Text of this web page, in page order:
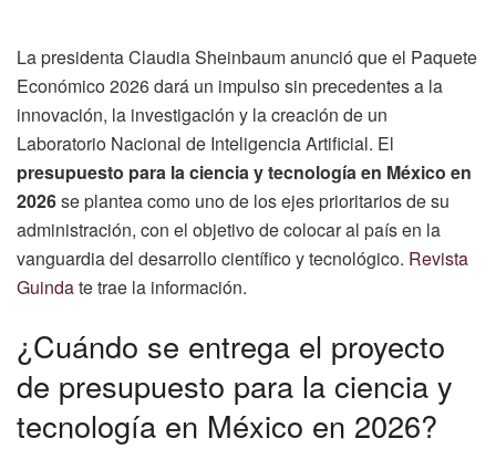
La presidenta Claudia Sheinbaum anunció que el Paquete
Económico 2026 dará un impulso sin precedentes a la
innovación, la investigación y la creación de un
Laboratorio Nacional de Inteligencia Artificial. El
presupuesto para la ciencia y tecnología en México en
2026se plantea como uno de los ejes prioritarios de su
administración, con el objetivo de colocar al país en la
vanguardia del desarrollo científico y tecnológico. Revista
Guindate trae la información.
¿Cuándo se entrega el proyecto
de presupuesto para la ciencia y
tecnología en México en 2026?